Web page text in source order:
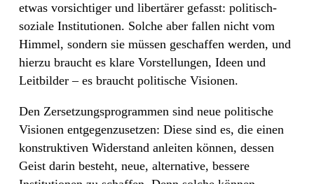
etwas vorsichtiger und libertärer gefasst: politisch-
soziale Institutionen. Solche aber fallen nicht vom
Himmel, sondern sie müssen geschaffen werden, und
hierzu braucht es klare Vorstellungen, Ideen und
Leitbilder – es braucht politische Visionen.
Den Zersetzungsprogrammen sind neue politische
Visionen entgegenzusetzen: Diese sind es, die einen
konstruktiven Widerstand anleiten können, dessen
Geist darin besteht, neue, alternative, bessere